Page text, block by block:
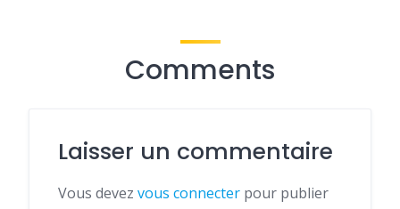
Comments
Laisser un commentaire
Vous devez vous connecter pour publier